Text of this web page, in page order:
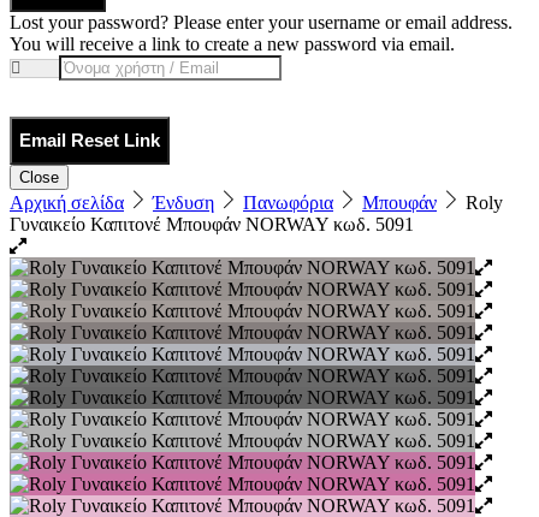
Lost your password? Please enter your username or email address.
You will receive a link to create a new password via email.
Email Reset Link
Close
Αρχική σελίδα Ένδυση Πανωφόρια Μπουφάν
Roly
Γυναικείο Καπιτονέ Μπουφάν NORWAY κωδ. 5091